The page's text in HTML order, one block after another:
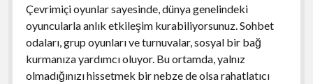
Çevrimiçi oyunlar sayesinde, dünya genelindeki
oyuncularla anlık etkileşim kurabiliyorsunuz. Sohbet
odaları, grup oyunları ve turnuvalar, sosyal bir bağ
kurmanıza yardımcı oluyor. Bu ortamda, yalnız
olmadığınızı hissetmek bir nebze de olsa rahatlatıcı